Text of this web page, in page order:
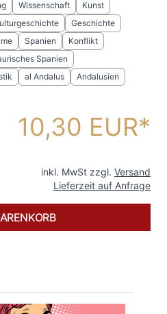
Wissenschaft
Kunst
Geschichte
Spanien
Konflikt
Spanien
al Andalus Andalusien
10,30 EUR
inkl. MwSt zzgl. Versand
Lieferzeit auf Anfrage